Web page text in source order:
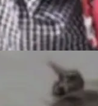
苹
：
M
> 搜
之
，
于
AI
道